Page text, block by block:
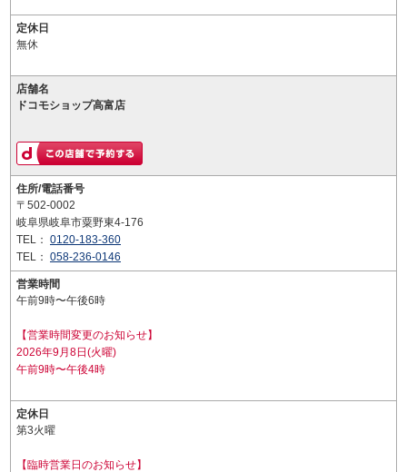
定休日
無休
店舗名
ドコモショップ高富店
住所/電話番号
〒502-0002
岐阜県岐阜市粟野東4-176
TEL： 0120-183-360
TEL： 058-236-0146
営業時間
午前9時〜午後6時
【営業時間変更のお知らせ】
2026年9月8日(火曜)
午前9時〜午後4時
定休日
第3火曜
【臨時営業日のお知らせ】